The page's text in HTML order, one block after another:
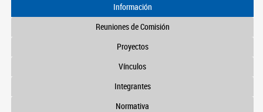
Información
Reuniones de Comisión
Proyectos
Vínculos
Integrantes
Normativa